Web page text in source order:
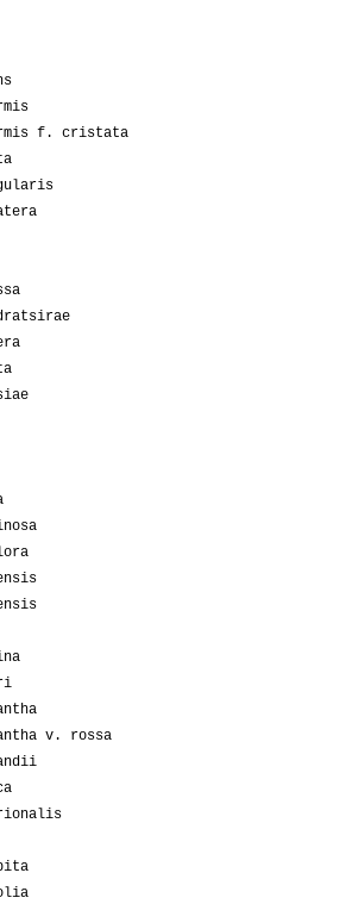
f. cristata
v. rossa